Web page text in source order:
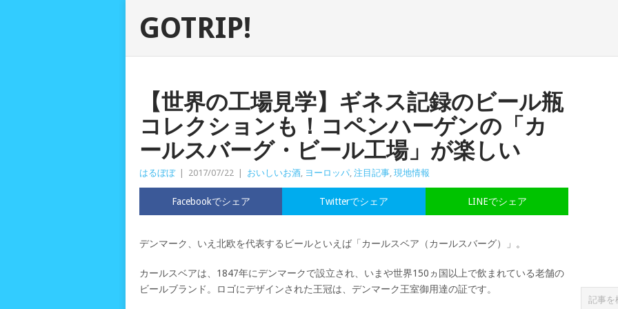
GOTRIP!
【世界の工場見学】ギネス記録のビール瓶
コレクションも！コペンハーゲンの「カ
ールスバーグ・ビール工場」が楽しい
はるぼぼ 2017/07/22 おいしいお酒, ヨーロッパ, 注目記事, 現地情報
Facebookでシェア LINEでシェア
Twitterでシェア
デンマーク、いえ北欧を代表するビールといえば「カールスベア（カールスバーグ）」。
カールスベアは、1847年にデンマークで設立され、いまや世界150ヵ国以上で飲まれている老舗の
ビールブランド。ロゴにデザインされた王冠は、デンマーク王室御用達の証です。